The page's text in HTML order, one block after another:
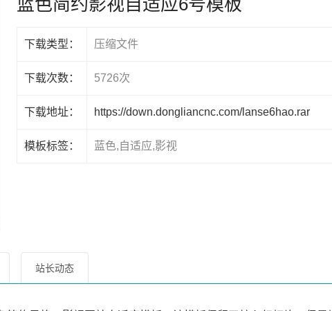
蓝色简约影视自适应6号模板
下载类型： 压缩文件
下载次数： 5726次
下载地址： https://down.dongliancnc.com/lanse6hao.rar
模板标签： 蓝色,自适应,影视
站长动态